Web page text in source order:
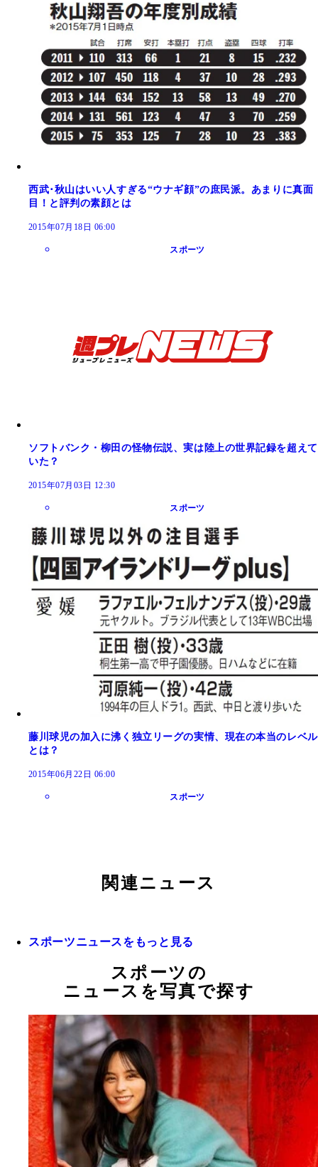
西武･秋山はいい人すぎる“ウナギ顔”の庶民派。あまりに真面
目！と評判の素顔とは
2015年07月18日 06:00
スポーツ
ソフトバンク・柳田の怪物伝説、実は陸上の世界記録を超えて
いた？
2015年07月03日 12:30
スポーツ
藤川球児の加入に沸く独立リーグの実情、現在の本当のレベル
とは？
2015年06月22日 06:00
スポーツ
関連ニュース
スポーツニュースをもっと見る
スポーツの
ニュースを写真で探す